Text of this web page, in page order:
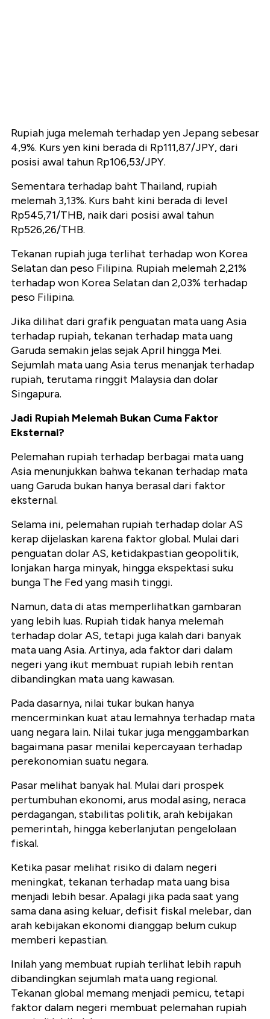
Rupiah juga melemah terhadap yen Jepang sebesar
4,9%. Kurs yen kini berada di Rp111,87/JPY, dari
posisi awal tahun Rp106,53/JPY.
Sementara terhadap baht Thailand, rupiah
melemah 3,13%. Kurs baht kini berada di level
Rp545,71/THB, naik dari posisi awal tahun
Rp526,26/THB.
Tekanan rupiah juga terlihat terhadap won Korea
Selatan dan peso Filipina. Rupiah melemah 2,21%
terhadap won Korea Selatan dan 2,03% terhadap
peso Filipina.
Jika dilihat dari grafik penguatan mata uang Asia
terhadap rupiah, tekanan terhadap mata uang
Garuda semakin jelas sejak April hingga Mei.
Sejumlah mata uang Asia terus menanjak terhadap
rupiah, terutama ringgit Malaysia dan dolar
Singapura.
Jadi Rupiah Melemah Bukan Cuma Faktor
Eksternal?
Pelemahan rupiah terhadap berbagai mata uang
Asia menunjukkan bahwa tekanan terhadap mata
uang Garuda bukan hanya berasal dari faktor
eksternal.
Selama ini, pelemahan rupiah terhadap dolar AS
kerap dijelaskan karena faktor global. Mulai dari
penguatan dolar AS, ketidakpastian geopolitik,
lonjakan harga minyak, hingga ekspektasi suku
bunga The Fed yang masih tinggi.
Namun, data di atas memperlihatkan gambaran
yang lebih luas. Rupiah tidak hanya melemah
terhadap dolar AS, tetapi juga kalah dari banyak
mata uang Asia. Artinya, ada faktor dari dalam
negeri yang ikut membuat rupiah lebih rentan
dibandingkan mata uang kawasan.
Pada dasarnya, nilai tukar bukan hanya
mencerminkan kuat atau lemahnya terhadap mata
uang negara lain. Nilai tukar juga menggambarkan
bagaimana pasar menilai kepercayaan terhadap
perekonomian suatu negara.
Pasar melihat banyak hal. Mulai dari prospek
pertumbuhan ekonomi, arus modal asing, neraca
perdagangan, stabilitas politik, arah kebijakan
pemerintah, hingga keberlanjutan pengelolaan
fiskal.
Ketika pasar melihat risiko di dalam negeri
meningkat, tekanan terhadap mata uang bisa
menjadi lebih besar. Apalagi jika pada saat yang
sama dana asing keluar, defisit fiskal melebar, dan
arah kebijakan ekonomi dianggap belum cukup
memberi kepastian.
Inilah yang membuat rupiah terlihat lebih rapuh
dibandingkan sejumlah mata uang regional.
Tekanan global memang menjadi pemicu, tetapi
faktor dalam negeri membuat pelemahan rupiah